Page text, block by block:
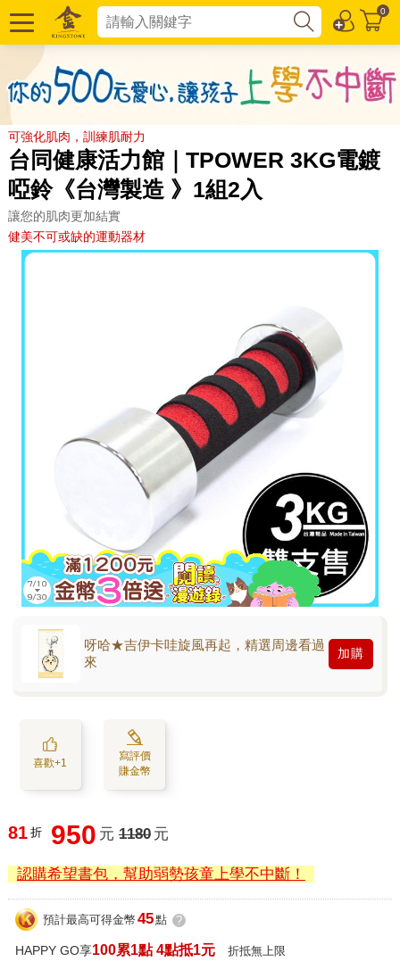
0
可強化肌肉，訓練肌耐力
台同健康活力館｜TPOWER 3KG電鍍
啞鈴《台灣製造 》1組2入
讓您的肌肉更加結實
健美不可或缺的運動器材
呀哈★吉伊卡哇旋風再起，精選周邊看過
來
加購
喜歡+1
寫評價
賺金幣
81 折 950 元 1180 元
認購希望書包，幫助弱勢孩童上學不中斷！
預計最高可得金幣 45點 ?
HAPPY GO享100累1點 4點抵1元 折抵無上限